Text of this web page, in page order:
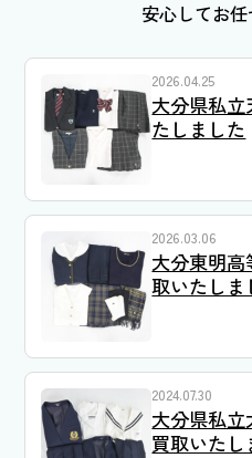
安心してお任
2026.04.25
大分県私
たしました
2026.03.06
大分東明
取いたしま
2024.07.30
大分県私
買取いたし